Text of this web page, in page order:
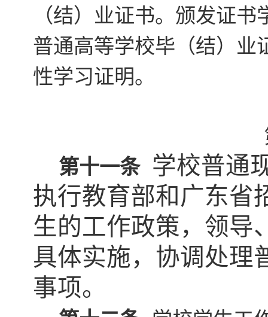
（结）业证书。颁发证
普通高等学校毕（结）业
性学习证明。
第十一条 学校普通
执行教育部和广东省
生的工作政策，领导
具体实施，协调处理
事项。